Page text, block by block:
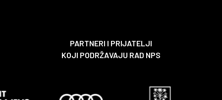
PARTNERI I PRIJATELJI
KOJI PODRŽAVAJU RAD NPS